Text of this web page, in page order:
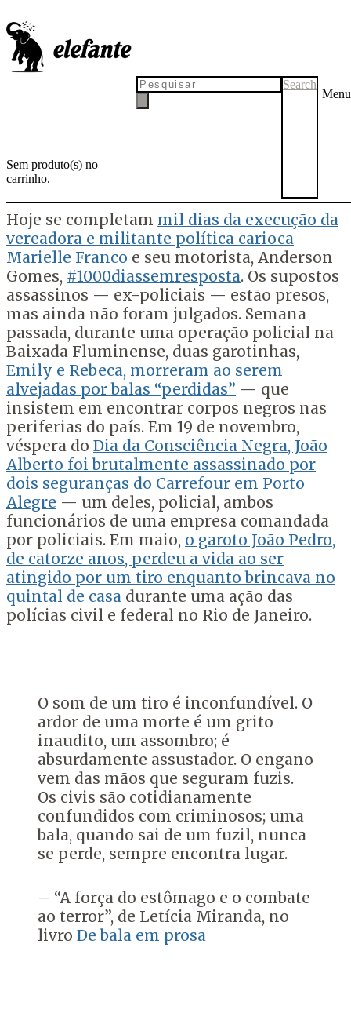
Sem produto(s) no
carrinho.
Search
Menu
1000 dias sem resposta: justiça
por Marielle, Anderson, João
Alberto, Emily, Rebeca...
pelo genocídio negro brasileiro.
Hoje se completam mil dias da execução da
vereadora e militante política carioca
Marielle Franco e seu motorista, Anderson
Gomes, #1000diassemresposta. Os supostos
assassinos — ex-policiais — estão presos,
mas ainda não foram julgados. Semana
passada, durante uma operação policial na
Baixada Fluminense, duas garotinhas,
Emily e Rebeca, morreram ao serem
alvejadas por balas “perdidas” — que
insistem em encontrar corpos negros nas
periferias do país. Em 19 de novembro,
véspera do Dia da Consciência Negra, João
Alberto foi brutalmente assassinado por
dois seguranças do Carrefour em Porto
Alegre — um deles, policial, ambos
funcionários de uma empresa comandada
por policiais. Em maio, o garoto João Pedro,
de catorze anos, perdeu a vida ao ser
atingido por um tiro enquanto brincava no
quintal de casa durante uma ação das
polícias civil e federal no Rio de Janeiro.
O som de um tiro é inconfundível. O
ardor de uma morte é um grito
inaudito, um assombro; é
absurdamente assustador. O engano
vem das mãos que seguram fuzis.
Os civis são cotidianamente
confundidos com criminosos; uma
bala, quando sai de um fuzil, nunca
se perde, sempre encontra lugar.
– “A força do estômago e o combate
ao terror”, de Letícia Miranda, no
livro De bala em prosa